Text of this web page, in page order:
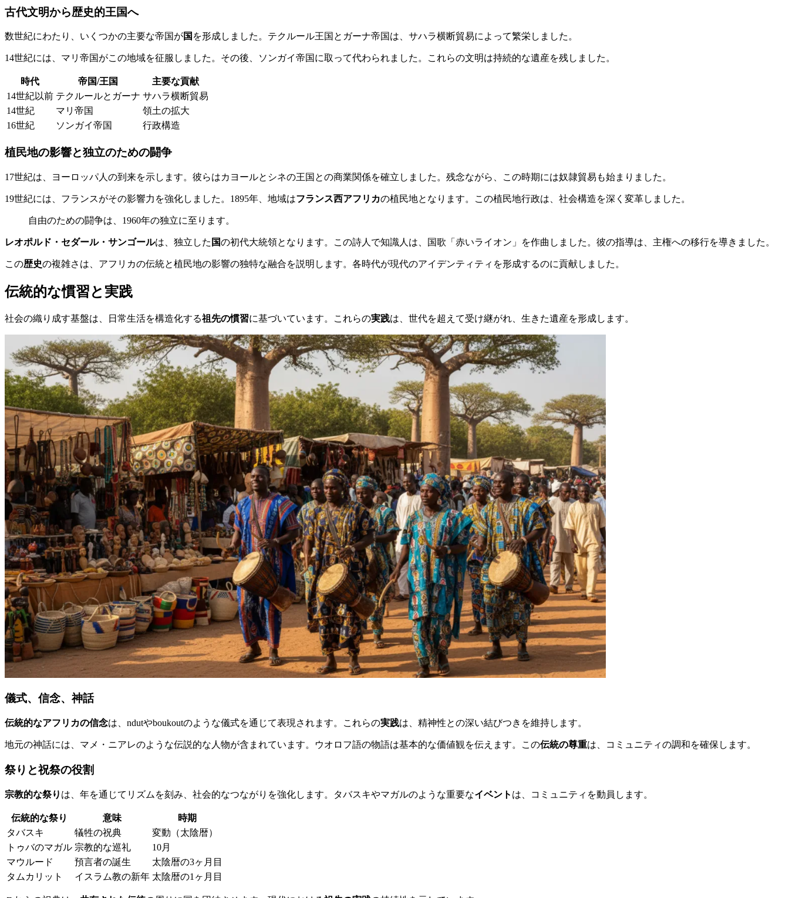
古代文明から歴史的王国へ
数世紀にわたり、いくつかの主要な帝国が国 を形成しました。テクルール王国とガーナ帝国は、サハラ横断貿易によって繁栄しました。
14世紀には、マリ帝国がこの地域を征服しました。その後、ソンガイ帝国に取って代わられました。これらの文明は持続的な遺産を残しました。
時代 帝国/王国
主要な貢献
14世紀以前 テクルールとガーナ サハラ横断貿易
14世紀
マリ帝国
領土の拡大
16世紀
ソンガイ帝国 行政構造
植民地の影響と独立のための闘争
17世紀は、ヨーロッパ人の到来を示します。彼らはカヨールとシネの王国との商業関係を確立しました。残念ながら、この時期には奴隷貿易も始まりました。
19世紀には、フランスがその影響力を強化しました。1895年、地域はフランス西アフリカの植民地となります。この植民地行政は、社会構造を深く変革しました。
自由のための闘争は、1960年の独立に至ります。
レオポルド・セダール・サンゴールは、独立した 国の初代大統領となります。この詩人で知識人は、国歌「赤いライオン」を作曲しました。彼の指導は、主権への移行を導きました。
この歴史の複雑さは、アフリカの伝統と植民地の影響の独特な融合を説明します。各時代が現代のアイデンティティを形成するのに貢献しました。
伝統的な慣習と実践
社会の織り成す基盤は、日常生活を構造化する祖先の慣習に基づいています。これらの実践は、世代を超えて受け継がれ、生きた遺産を形成します。
儀式、信念、神話
伝統的なアフリカの信念は、ndutやboukoutのような儀式を通じて表現されます。これらの実践は、精神性との深い結びつきを維持します。
地元の神話には、マメ・ニアレのような伝説的な人物が含まれています。ウオロフ語の物語は基本的な価値観を伝えます。この伝統の尊重は、コミュニティの調和を確保します。
祭りと祝祭の役割
宗教的な祭り は、年を通じてリズムを刻み、社会的なつながりを強化します。タバスキやマガルのような重要なイベント は、コミュニティを動員します。
伝統的な祭り 意味
時期
タバスキ
犠牲の祝典
変動（太陰暦）
トゥバのマガル 宗教的な巡礼
10月
マウルード
預言者の誕生
太陰暦の3ヶ月目
タムカリット
イスラム教の新年 太陰暦の1ヶ月目